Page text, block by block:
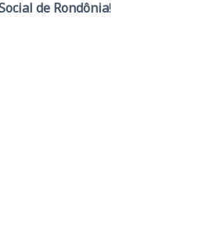
de Rondônia!